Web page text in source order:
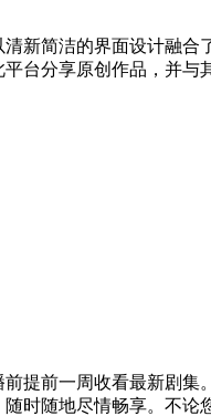
新简洁的界面设计融
台分享原创作品，并
提前一周收看最新剧
时随地尽情畅享。不